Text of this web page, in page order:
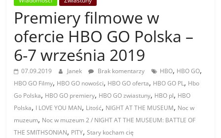
Premiery filmowe w
ofercie HBO GO Polska –
6-7 września 2019
07.09.2019 Janek Brak komentarzy HBO, HBO GO,
HBO GO Filmy, HBO GO nowości, HBO GO oferta, HBO GO PL, Hbo
Go Polska, HBO GO premiery, HBO GO zwiastuny, HBO pl, HBO
Polska, I LOVE YOU MAN, Litość, NIGHT AT THE MUSEUM, Noc w
muzeum, Noc w muzeum 2 / NIGHT AT THE MUSEUM: BATTLE OF
THE SMITHSONIAN, PITY,Stary kocham cię